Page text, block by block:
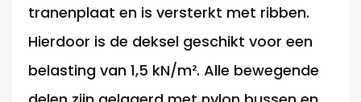
tranenplaat en is versterkt met ribben.
Hierdoor is de deksel geschikt voor een
belasting van 1,5 kN/m². Alle bewegende